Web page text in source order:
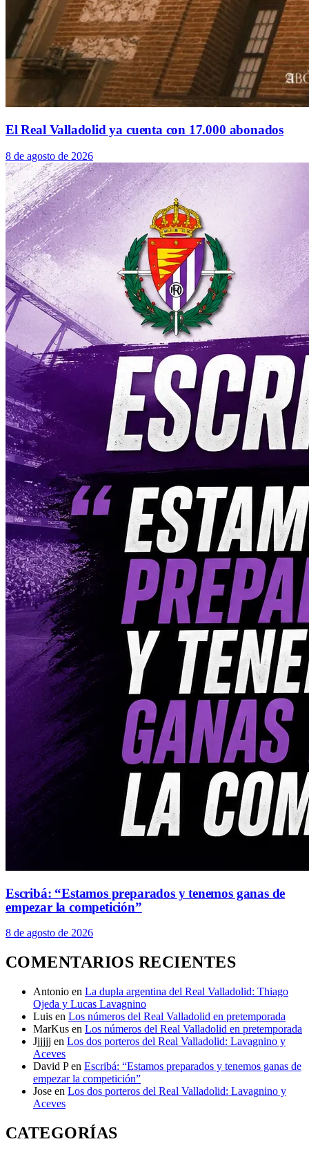
El Real Valladolid ya cuenta con 17.000 abonados
8 de agosto de 2026
Escribá: “Estamos preparados y tenemos ganas de
empezar la competición”
8 de agosto de 2026
COMENTARIOS RECIENTES
Antonio en La dupla argentina del Real Valladolid: Thiago
Ojeda y Lucas Lavagnino
Luis en Los números del Real Valladolid en pretemporada
MarKus en Los números del Real Valladolid en pretemporada
Jjjjjj en Los dos porteros del Real Valladolid: Lavagnino y
Aceves
David P en Escribá: “Estamos preparados y tenemos ganas de
empezar la competición”
Jose en Los dos porteros del Real Valladolid: Lavagnino y
Aceves
CATEGORÍAS